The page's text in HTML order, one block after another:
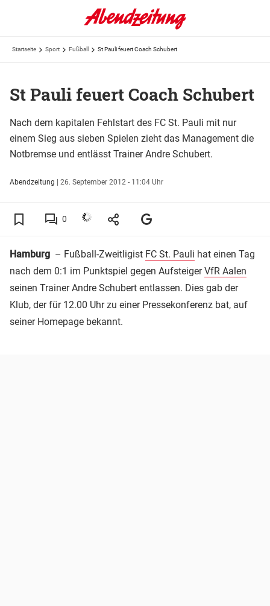
Startseite Sport Fußball St Pauli feuert Coach Schubert
St Pauli feuert Coach Schubert
Nach dem kapitalen Fehlstart des FC St. Pauli mit nur
einem Sieg aus sieben Spielen zieht das Management die
Notbremse und entlässt Trainer Andre Schubert.
Abendzeitung | 26. September 2012 - 11:04 Uhr
0
Hamburg – Fußball-Zweitligist FC St. Pauli hat einen Tag
nach dem 0:1 im Punktspiel gegen AufsteigerVfR Aalen
seinen Trainer Andre Schubert entlassen. Dies gab der
Klub, der für 12.00 Uhr zu einer Pressekonferenz bat, auf
seiner Homepage bekannt.